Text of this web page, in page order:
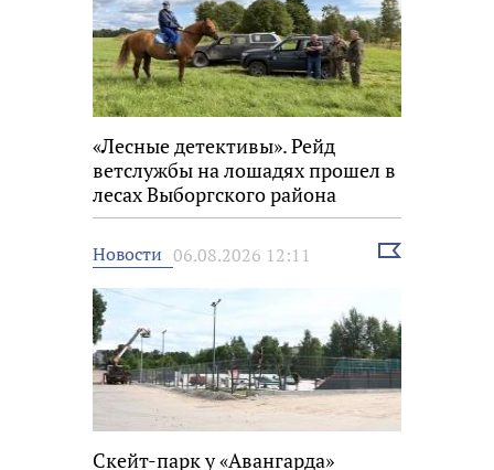
«Лесные детективы». Рейд
ветслужбы на лошадях прошел в
лесах Выборгского района
Новости 06.08.2026 12:11
Выбрать
Скейт-парк у «Авангарда»